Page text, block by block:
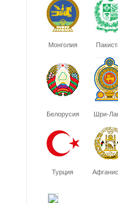
Монголия
Белорусия Шри-
Турция